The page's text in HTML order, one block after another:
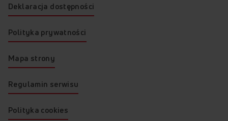
Deklaracja dostępności
Polityka prywatności
Mapa strony
Regulamin serwisu
Polityka cookies